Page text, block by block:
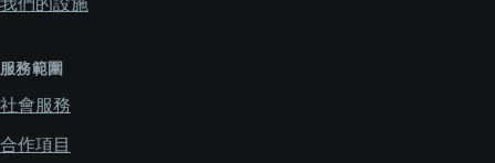
服務範圍
社會服務
合作項目